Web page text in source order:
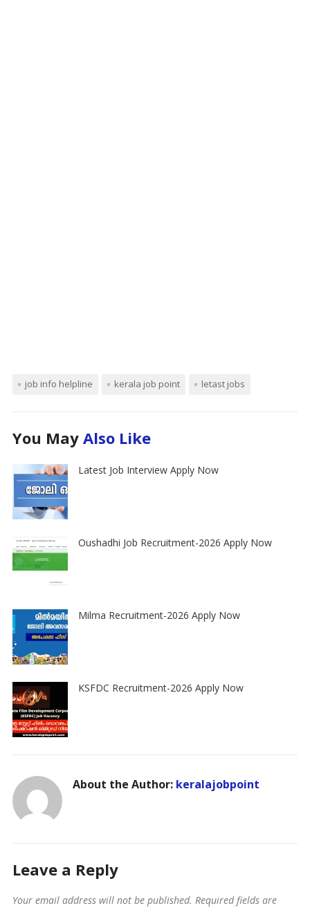
job info helpline kerala job point letast jobs
You May Also Like
Latest Job Interview Apply Now
Oushadhi Job Recruitment-2026 Apply Now
Milma Recruitment-2026 Apply Now
KSFDC Recruitment-2026 Apply Now
About the Author: keralajobpoint
Leave a Reply
Your email address will not be published. Required fields are